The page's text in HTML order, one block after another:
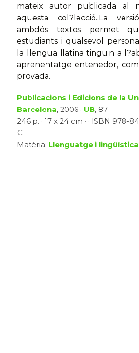
mateix autor publicada al
aquesta col?lecció..La
ambdós textos permet
estudiants i qualsevol
la llengua llatina tinguin a
aprenentatge entenedor,
provada.
Publicacions i Edicions de la
Barcelona, 2006 · UB, 87
246 p. · 17 x 24 cm · · ISBN 978-
€
Matèria: Llenguatge i lingüística